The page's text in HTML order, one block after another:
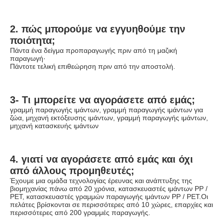
2. πώς μπορούμε να εγγυηθούμε την
ποιότητα;
Πάντα ένα δείγμα προπαραγωγής πριν από τη μαζική
παραγωγή·
Πάντοτε τελική επιθεώρηση πριν από την αποστολή.
3- Τι μπορείτε να αγοράσετε από εμάς;
γραμμή παραγωγής ιμάντων, γραμμή παραγωγής ιμάντων για
ζώα, μηχανή εκτόξευσης ιμάντων, γραμμή παραγωγής ιμάντων,
μηχανή κατασκευής ιμάντων
4. γιατί να αγοράσετε από εμάς και όχι
από άλλους προμηθευτές;
Έχουμε μια ομάδα τεχνολογίας έρευνας και ανάπτυξης της
βιομηχανίας πάνω από 20 χρόνια, κατασκευαστές ιμάντων PP /
PET, κατασκευαστές γραμμών παραγωγής ιμάντων PP / PET.Οι
πελάτες βρίσκονται σε περισσότερες από 10 χώρες, επαρχίες και
περισσότερες από 200 γραμμές παραγωγής.